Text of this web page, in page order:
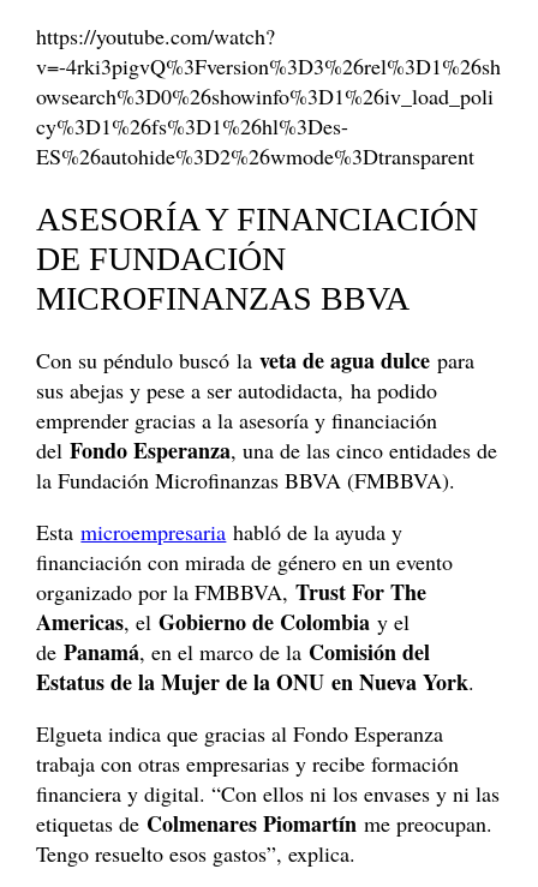
https://youtube.com/watch?
v=-4rki3pigvQ%3Fversion%3D3%26rel%3D1%26sh
owsearch%3D0%26showinfo%3D1%26iv_load_poli
cy%3D1%26fs%3D1%26hl%3Des-
ES%26autohide%3D2%26wmode%3Dtransparent
ASESORÍA Y FINANCIACIÓN
DE FUNDACIÓN
MICROFINANZAS BBVA
Con su péndulo buscó laveta de agua dulce para
sus abejas y pese a ser autodidacta, ha podido
emprender gracias a la asesoría y financiación
delFondo Esperanza, una de las cinco entidades de
la Fundación Microfinanzas BBVA (FMBBVA).
Estamicroempresaria habló de la ayuda y
financiación con mirada de género en un evento
organizado por la FMBBVA,Trust For The
Americas, elGobierno de Colombia y el
dePanamá, en el marco de la Comisión del
Estatus de la Mujer de la ONU en Nueva York.
Elgueta indica que gracias al Fondo Esperanza
trabaja con otras empresarias y recibe formación
financiera y digital. “Con ellos ni los envases y ni las
etiquetas de Colmenares Piomartín me preocupan.
Tengo resuelto esos gastos”, explica.